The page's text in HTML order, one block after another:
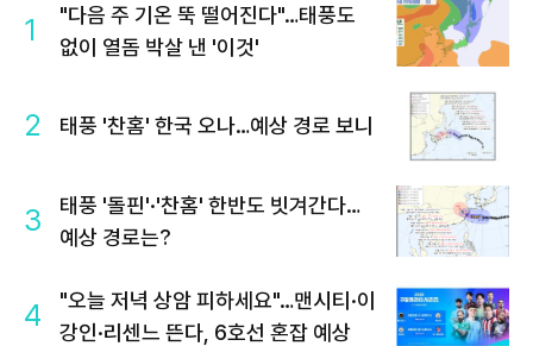
1
"다음 주 기온 뚝 떨어진다"…태풍도
없이 열돔 박살 낸 '이것'
2 태풍 '찬홈' 한국 오나…예상 경로 보니
3
태풍 '돌핀'·'찬홈' 한반도 빗겨간다…
예상 경로는?
4
"오늘 저녁 상암 피하세요"…맨시티·이
강인·리센느 뜬다, 6호선 혼잡 예상